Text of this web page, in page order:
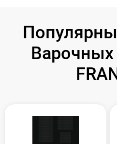
Варочных